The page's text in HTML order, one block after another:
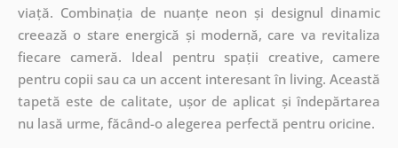
viață. Combinația de nuanțe neon și designul dinamic
creează o stare energică și modernă, care va revitaliza
fiecare cameră. Ideal pentru spații creative, camere
pentru copii sau ca un accent interesant în living. Această
tapetă este de calitate, ușor de aplicat și îndepărtarea
nu lasă urme, făcând-o alegerea perfectă pentru oricine.